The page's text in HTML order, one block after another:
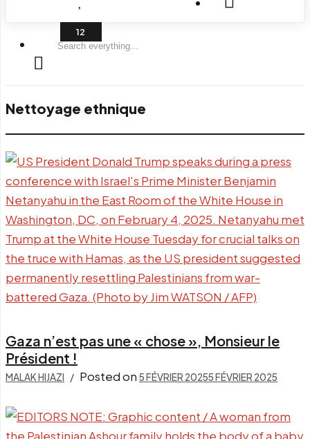
Search
Nettoyage ethnique
Gaza n’est pas une « chose », Monsieur le
Président !
MALAK HIJAZI Posted on 5 FÉVRIER 20255 FÉVRIER 2025